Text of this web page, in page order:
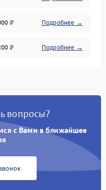
₽ Подробнее →
₽ Подробнее →
вопросы?
с Вами в ближайшее